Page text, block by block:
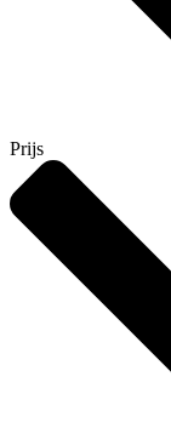
Prijs